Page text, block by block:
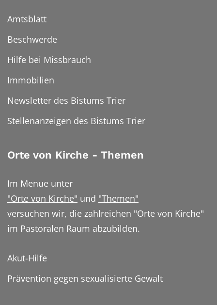
Amtsblatt
Beschwerde
Hilfe bei Missbrauch
Immobilien
Newsletter des Bistums Trier
Stellenanzeigen des Bistums Trier
Orte von Kirche - Themen
Im Menue unter
"Orte von Kirche" und "Themen"
versuchen wir, die zahlreichen "Orte von Kirche"
im Pastoralen Raum abzubilden.
Akut-Hilfe
Prävention gegen sexualisierte Gewalt